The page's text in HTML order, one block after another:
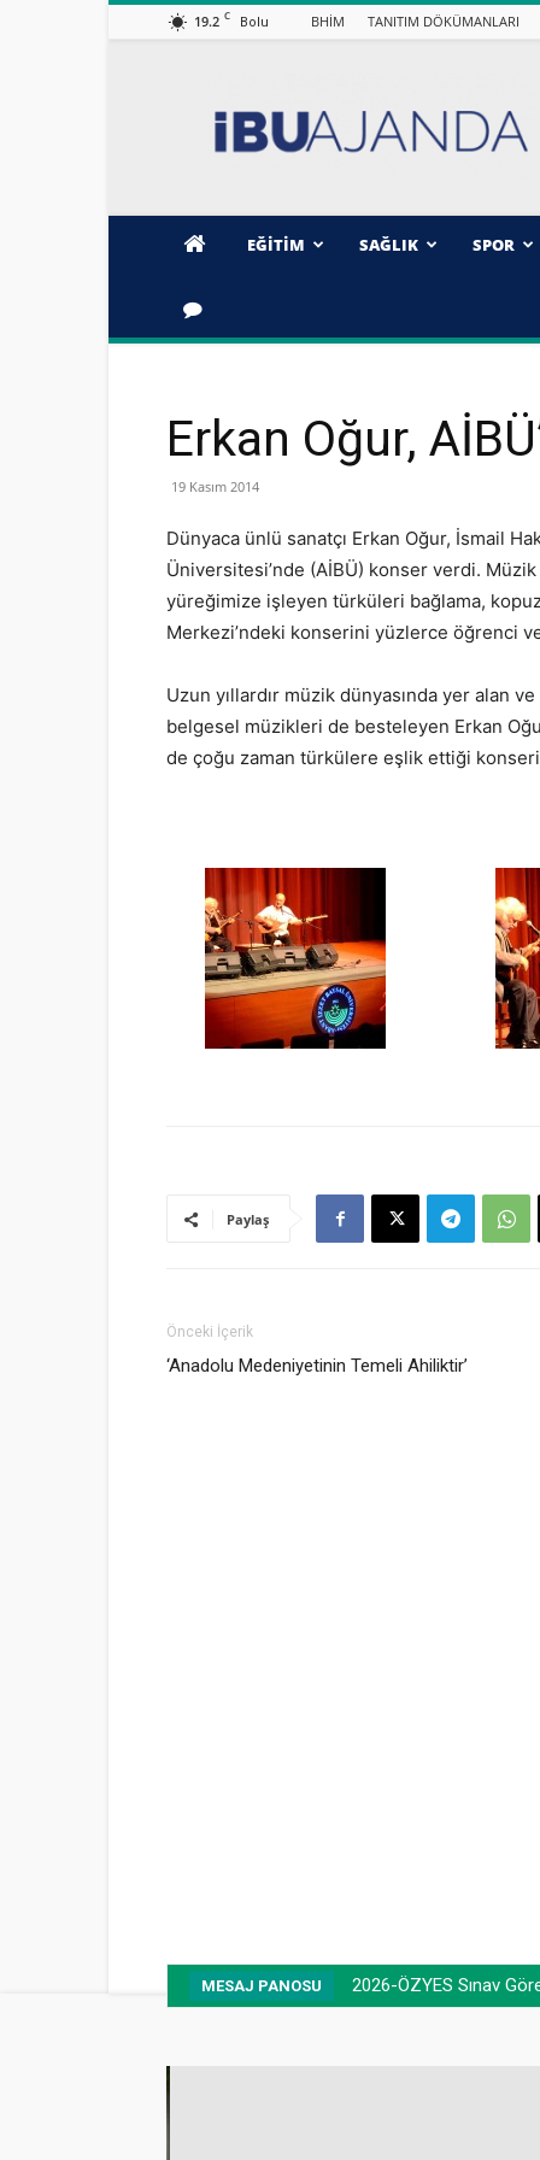
19.2 C Bolu BHİM TANITIM DÖKÜMANLARI
EĞİTİM SAĞLIK SPOR
Erkan Oğur,
19 Kasım 2014
Dünyaca ünlü sanatçı Erkan Oğur, İsmail
Üniversitesi’nde (AİBÜ) konser verdi.
yüreğimize işleyen türküleri bağlama,
Merkezi’ndeki konserini yüzlerce öğrenci
Uzun yıllardır müzik dünyasında yer alan
belgesel müzikleri de besteleyen Erkan
de çoğu zaman türkülere eşlik ettiği
Paylaş
Önceki İçerik
‘Anadolu Medeniyetinin Temeli Ahiliktir’
MESAJ PANOSU 2026-ÖZYES Sınav